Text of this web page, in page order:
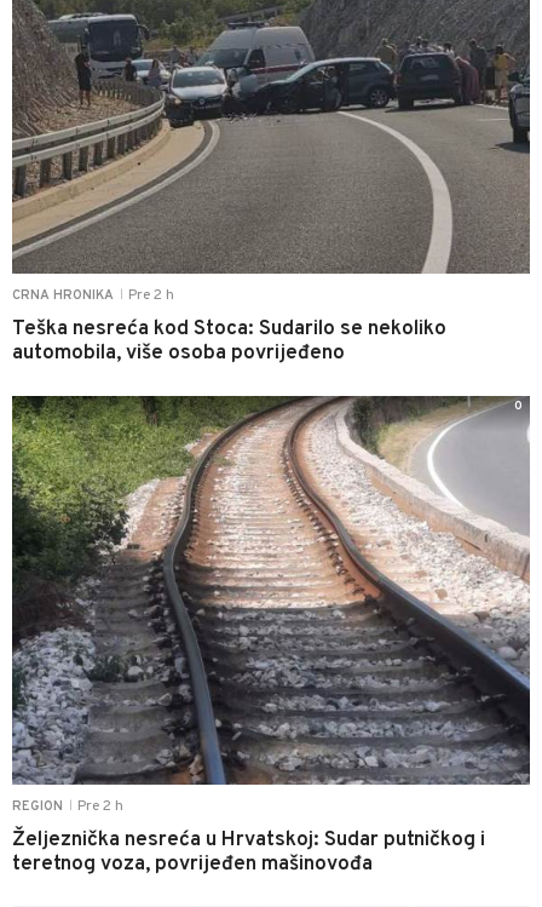
CRNA HRONIKA Pre 2 h
Teška nesreća kod Stoca: Sudarilo se nekoliko
automobila, više osoba povrijeđeno
REGION Pre 2 h
Željeznička nesreća u Hrvatskoj: Sudar putničkog i
teretnog voza, povrijeđen mašinovođa
0